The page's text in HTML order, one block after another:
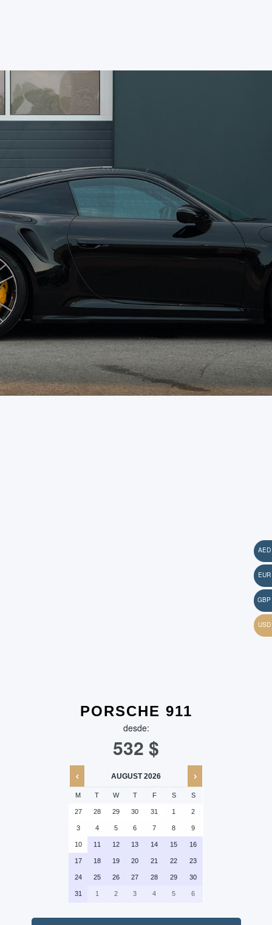
PORSCHE 911
desde:
532 $
AUGUST 2026
M T W T F S S
27 28 29 30 31 1 2
3 4 5 6 7 8 9
10 11 12 13 14 15 16
17 18 19 20 21 22 23
24 25 26 27 28 29 30
31 1 2 3 4 5 6